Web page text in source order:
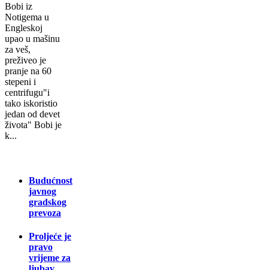
Bobi iz
Notigema u
Engleskoj
upao u mašinu
za veš,
preživeo je
pranje na 60
stepeni i
centrifugu"i
tako iskoristio
jedan od devet
života" Bobi je
k...
Budućnost
javnog
gradskog
prevoza
Proljeće je
pravo
vrijeme za